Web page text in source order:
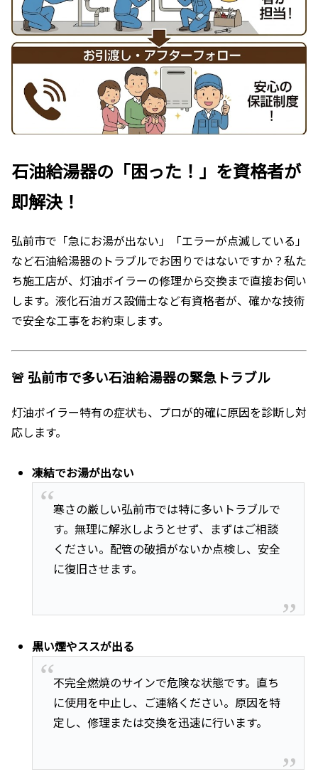
石油給湯器の「困った！」を資格者が
即解決！
弘前市で「急にお湯が出ない」「エラーが点滅している」
など石油給湯器のトラブルでお困りではないですか？私た
ち施工店が、灯油ボイラーの修理から交換まで直接お伺い
します。液化石油ガス設備士など有資格者が、確かな技術
で安全な工事をお約束します。
🚨 弘前市で多い石油給湯器の緊急トラブル
灯油ボイラー特有の症状も、プロが的確に原因を診断し対
応します。
凍結でお湯が出ない
寒さの厳しい弘前市では特に多いトラブルで
す。無理に解氷しようとせず、まずはご相談
ください。配管の破損がないか点検し、安全
に復旧させます。
黒い煙やススが出る
不完全燃焼のサインで危険な状態です。直ち
に使用を中止し、ご連絡ください。原因を特
定し、修理または交換を迅速に行います。